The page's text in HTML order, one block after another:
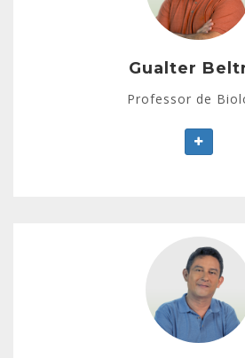
Gualter
Professor de
vestibulares.
Formação em Biologia e
Trabalhou no projeto
Max Alves
Licenciatura em Filosofia
Experiência de mais de 15
em Pré-